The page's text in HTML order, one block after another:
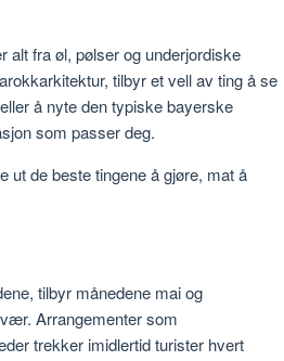
alt fra øl, pølser og underjordiske
tilbyr et vell av ting å se
å nyte den typiske bayerske
som passer deg.
ut de beste tingene å gjøre, mat å
tilbyr månedene mai og
Arrangementer som
trekker imidlertid turister hvert